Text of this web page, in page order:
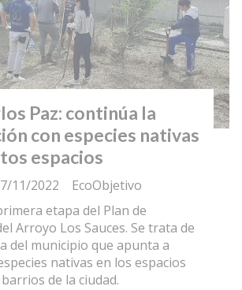
Paz: continúa la
con especies nativas
espacios
EcoObjetivo
11/2022
etapa del Plan de
Arroyo Los Sauces. Se trata de
del municipio que apunta a
nativas en los espacios
de la ciudad.